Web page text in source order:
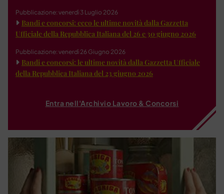
Pubblicazione: venerdì 3 Luglio 2026
Bandi e concorsi: ecco le ultime novità dalla Gazzetta
Ufficiale della Repubblica Italiana del 26 e 30 giugno 2026
Pubblicazione: venerdì 26 Giugno 2026
Bandi e concorsi: le ultime novità dalla Gazzetta Ufficiale
della Repubblica Italiana del 23 giugno 2026
Entra nell'Archivio Lavoro & Concorsi